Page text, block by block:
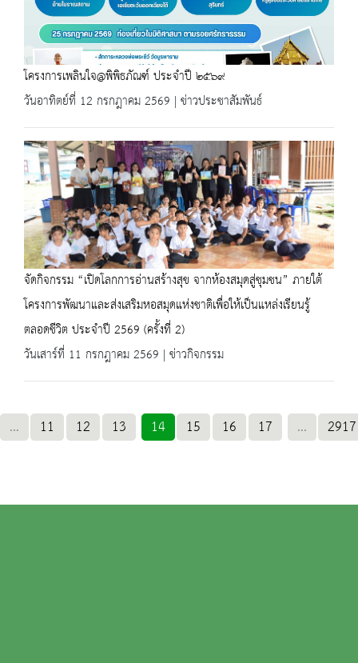
โครงการเพลินใจ@พิพิธภัณฑ์ ประจำปี ๒๕๖๙
วันอาทิตย์ที่ 12 กรกฎาคม 2569 | ข่าวประชาสัมพันธ์
จัดกิจกรรม “เปิดโลกการอ่านสร้างสุข จากห้องสมุดสู่ชุมชน” ภายใต้
โครงการพัฒนาและส่งเสริมหอสมุดแห่งชาติเพื่อให้เป็นแหล่งเรียนรู้
ตลอดชีวิต ประจำปี 2569 (ครั้งที่ 2)
วันเสาร์ที่ 11 กรกฎาคม 2569 | ข่าวกิจกรรม
... 11 12 13 14 15 16 17 ... 2917